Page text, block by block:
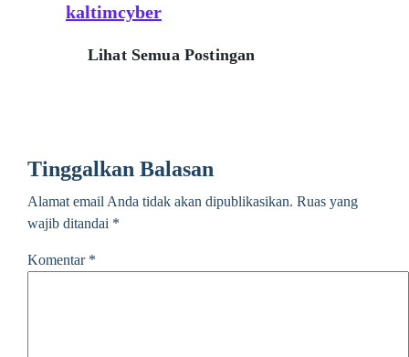
kaltimcyber
Lihat Semua Postingan
Tinggalkan Balasan
Alamat email Anda tidak akan dipublikasikan. Ruas yang
wajib ditandai *
Komentar *